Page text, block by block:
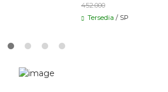
452.000
Tersedia / SP